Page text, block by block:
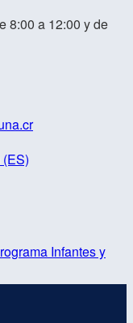
8:00 a 12:00 y de
Infantes y